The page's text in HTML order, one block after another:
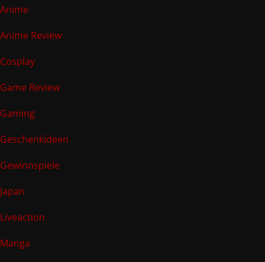
Anime
Anime Review
Cosplay
Game Review
Gaming
Geschenkideen
Gewinnspiele
Japan
Liveaction
Manga